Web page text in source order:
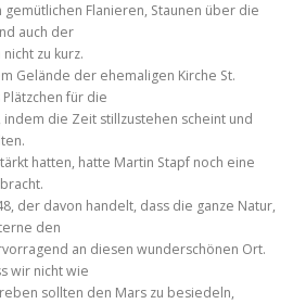
Flanieren, Staunen über die
auch der
zu kurz.
Gelände der ehemaligen Kirche St.
für die
die Zeit stillzustehen scheint und
hatten, hatte Martin Stapf noch eine
der davon handelt, dass die ganze Natur,
den
an diesen wunderschönen Ort.
wir nicht wie
sollten den Mars zu besiedeln,